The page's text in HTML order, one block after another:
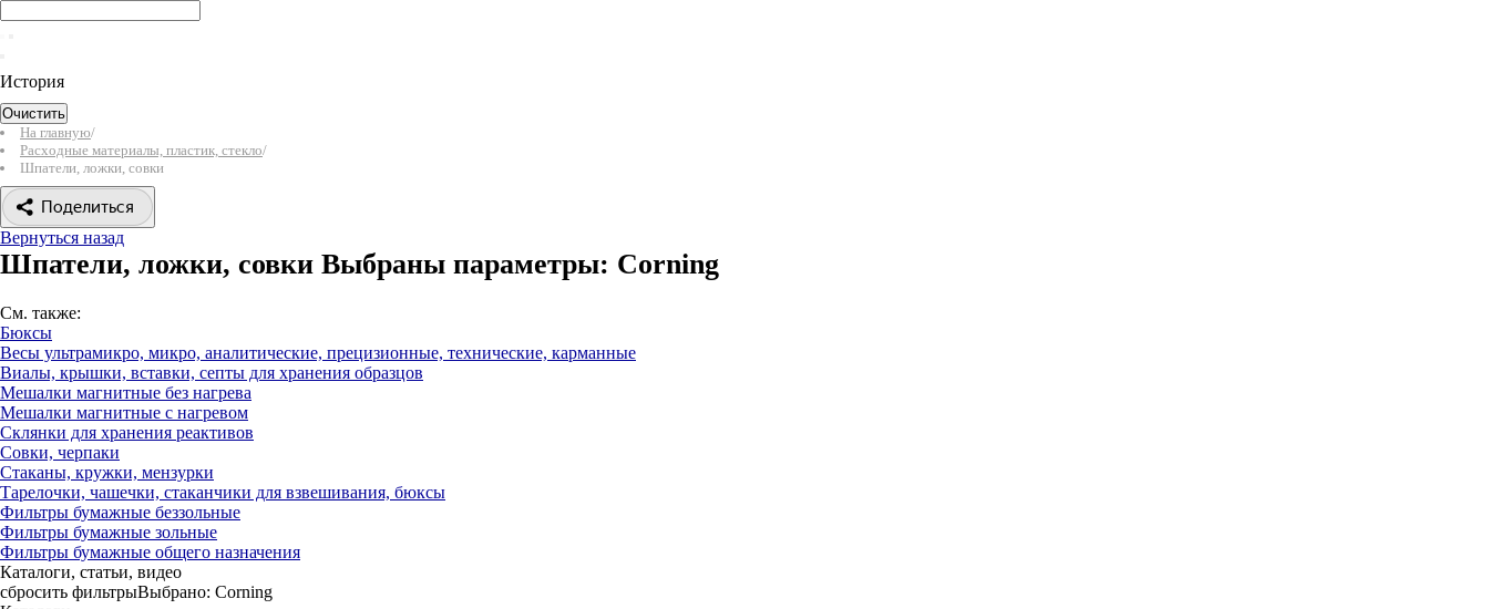
История
Очистить
На главную/
Расходные материалы, пластик, стекло/
Шпатели, ложки, совки
Поделиться
Вернуться назад
Шпатели, ложки, совки Выбраны параметры: Corning
См. также:
Бюксы
Весы ультрамикро, микро, аналитические, прецизионные, технические, карманные
Виалы, крышки, вставки, септы для хранения образцов
Мешалки магнитные без нагрева
Мешалки магнитные с нагревом
Склянки для хранения реактивов
Совки, черпаки
Стаканы, кружки, мензурки
Тарелочки, чашечки, стаканчики для взвешивания, бюксы
Фильтры бумажные беззольные
Фильтры бумажные зольные
Фильтры бумажные общего назначения
Каталоги, статьи, видео
сбросить фильтрыВыбрано: Corning